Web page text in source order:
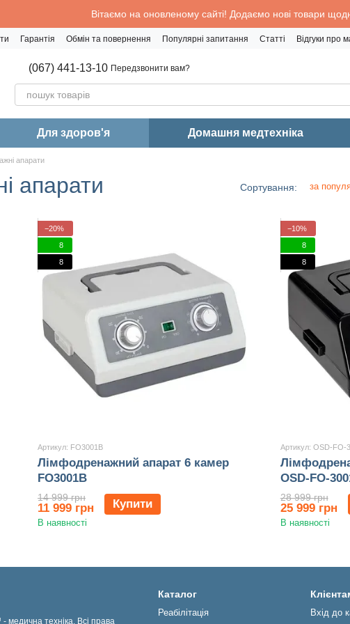
Вітаємо на оновленому сайті! Додаємо нові товари
Гарантія Обмін та повернення Популярні запитання Статті Відгуки про
(067) 441-13-10 Передзвонити вам?
Для здоров'я Домашня медтехніка
апарати
апарати Сортування: за
−20%
8
8
Артикул: FO3001B
Лімфодренажний апарат 6 камер
FO3001B
14 999 грн
11 999 грн Купити
В наявності
−10%
8
8
Артикул: OSD-FO-
OSD-FO-
28 999 грн
25 999 грн
В наявності
техніка. Всі права
Каталог
Реабiлiтацiя Вхід до